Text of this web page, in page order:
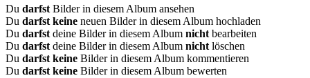
Du darfst Bilder in diesem Album ansehen
Du darfst keine neuen Bilder in diesem Album hochladen
Du darfst deine Bilder in diesem Album nicht bearbeiten
Du darfst deine Bilder in diesem Album nicht löschen
Du darfst keine Bilder in diesem Album kommentieren
Du darfst keine Bilder in diesem Album bewerten